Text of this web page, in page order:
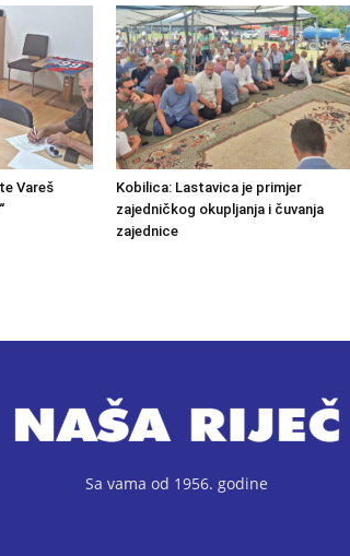
Vareš
Kobilica: Lastavica je primjer
zajedničkog okupljanja i čuvanja
zajednice
Sa vama od 1956. godine